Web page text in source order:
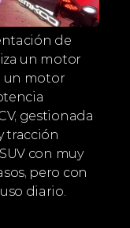
de
un motor
un motor
gestionada
tracción
con muy
pero con
diario.